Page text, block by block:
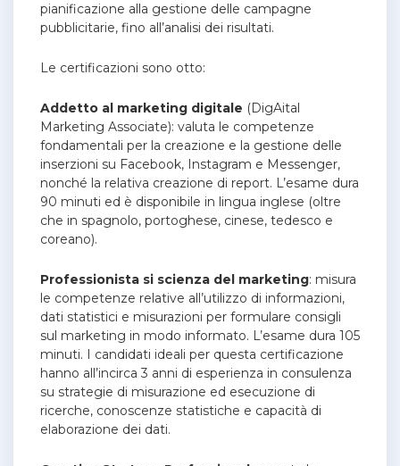
pianificazione alla gestione delle campagne
pubblicitarie, fino all’analisi dei risultati.
Le certificazioni sono otto:
Addetto al marketing digitale (DigAital
Marketing Associate): valuta le competenze
fondamentali per la creazione e la gestione delle
inserzioni su Facebook, Instagram e Messenger,
nonché la relativa creazione di report. L’esame dura
90 minuti ed è disponibile in lingua inglese (oltre
che in spagnolo, portoghese, cinese, tedesco e
coreano).
Professionista si scienza del marketing: misura
le competenze relative all’utilizzo di informazioni,
dati statistici e misurazioni per formulare consigli
sul marketing in modo informato. L’esame dura 105
minuti. I candidati ideali per questa certificazione
hanno all’incirca 3 anni di esperienza in consulenza
su strategie di misurazione ed esecuzione di
ricerche, conoscenze statistiche e capacità di
elaborazione dei dati.